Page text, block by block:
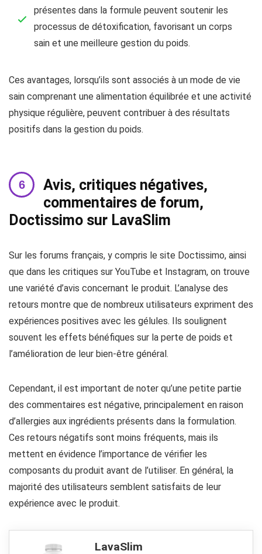
présentes dans la formule peuvent soutenir les
processus de détoxification, favorisant un corps
sain et une meilleure gestion du poids.
Ces avantages, lorsqu’ils sont associés à un mode de vie
sain comprenant une alimentation équilibrée et une activité
physique régulière, peuvent contribuer à des résultats
positifs dans la gestion du poids.
Avis, critiques négatives,
commentaires de forum,
Doctissimo sur LavaSlim
Sur les forums français, y compris le site Doctissimo, ainsi
que dans les critiques sur YouTube et Instagram, on trouve
une variété d’avis concernant le produit. L’analyse des
retours montre que de nombreux utilisateurs expriment des
expériences positives avec les gélules. Ils soulignent
souvent les effets bénéfiques sur la perte de poids et
l’amélioration de leur bien-être général.
Cependant, il est important de noter qu’une petite partie
des commentaires est négative, principalement en raison
d’allergies aux ingrédients présents dans la formulation.
Ces retours négatifs sont moins fréquents, mais ils
mettent en évidence l’importance de vérifier les
composants du produit avant de l’utiliser. En général, la
majorité des utilisateurs semblent satisfaits de leur
expérience avec le produit.
LavaSlim